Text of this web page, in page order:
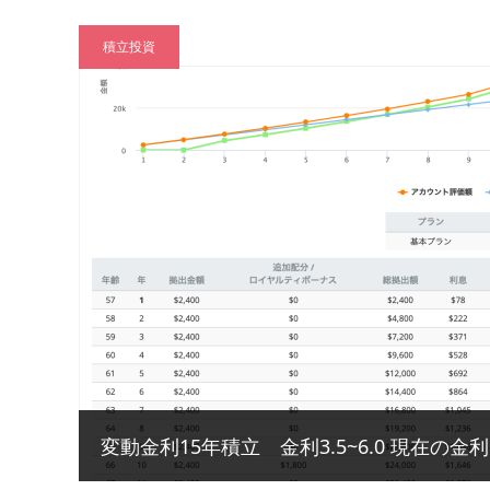
積立投資
変動金利15年積立 金利3.5~6.0 現在の金